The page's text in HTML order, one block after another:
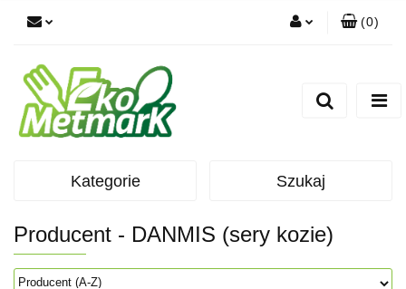
(0)
Kategorie Szukaj
Producent - DANMIS (sery kozie)